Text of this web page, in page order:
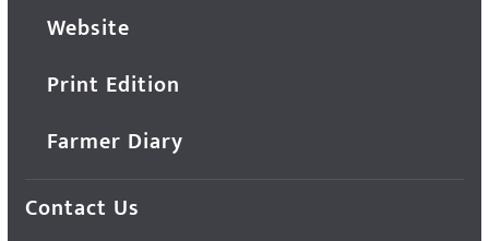
Website
Print Edition
Farmer Diary
Contact Us